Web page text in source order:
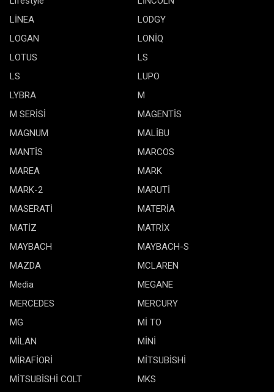
LİNEA
LODGY
LOGAN
LONİQ
LOTUS
LS
LS
LUPO
LYBRA
M
M SERİSİ
MAGENTİS
MAGNUM
MALİBU
MANTİS
MARCOS
MAREA
MARK
MARK-2
MARUTİ
MASERATİ
MATERİA
MATİZ
MATRİX
MAYBACH
MAYBACH-S
MAZDA
MCLAREN
Media
MEGANE
MERCEDES
MERCURY
MG
Mİ TO
MİLAN
MİNİ
MİRAFİORİ
MİTSUBİSHİ
MİTSUBİSHİ COLT
MKS